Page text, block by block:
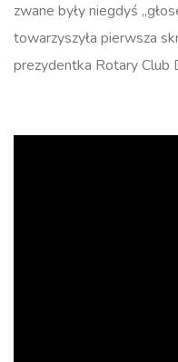
zwane były niegdyś
towarzyszyła pierwsza
prezydentka Rotary Club